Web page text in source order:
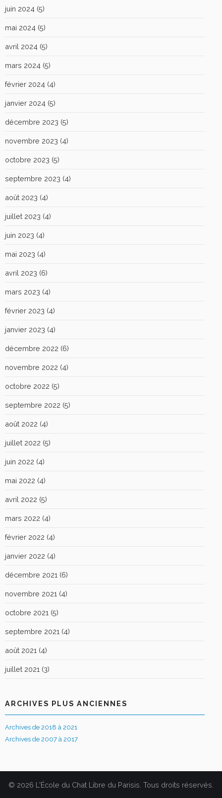
juin 2024 (5)
mai 2024 (5)
avril 2024 (5)
mars 2024 (5)
février 2024 (4)
janvier 2024 (5)
décembre 2023 (5)
novembre 2023 (4)
octobre 2023 (5)
septembre 2023 (4)
août 2023 (4)
juillet 2023 (4)
juin 2023 (4)
mai 2023 (4)
avril 2023 (6)
mars 2023 (4)
février 2023 (4)
janvier 2023 (4)
décembre 2022 (6)
novembre 2022 (4)
octobre 2022 (5)
septembre 2022 (5)
août 2022 (4)
juillet 2022 (5)
juin 2022 (4)
mai 2022 (4)
avril 2022 (5)
mars 2022 (4)
février 2022 (4)
janvier 2022 (4)
décembre 2021 (6)
novembre 2021 (4)
octobre 2021 (5)
septembre 2021 (4)
août 2021 (4)
juillet 2021 (3)
ARCHIVES PLUS ANCIENNES
Archives de 2018 à 2021
Archives de 2007 à 2017
© 2026 L'École du Chat Libre du Parisis. Tous droits réservés.